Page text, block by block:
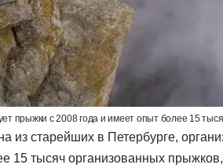
прыжки с 2008 года и имеет опыт более 15
из старейших в Петербурге,
15 тысяч организованных